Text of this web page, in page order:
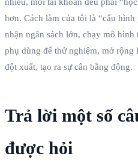
hơn. Cách làm của tôi là “cấu
nhận ngân sách lớn, chạy mô
phụ dùng để thử nghiệm, mở
đột xuất, tạo ra sự cân bằng động.
Trả lời một số
được hỏi